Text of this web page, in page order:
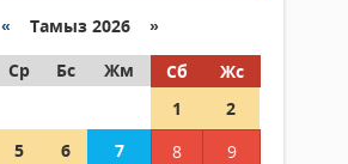
« Тамыз 2026 »
Ср Бс Жм Сб
Жс
1
2
5 6 7 8
9